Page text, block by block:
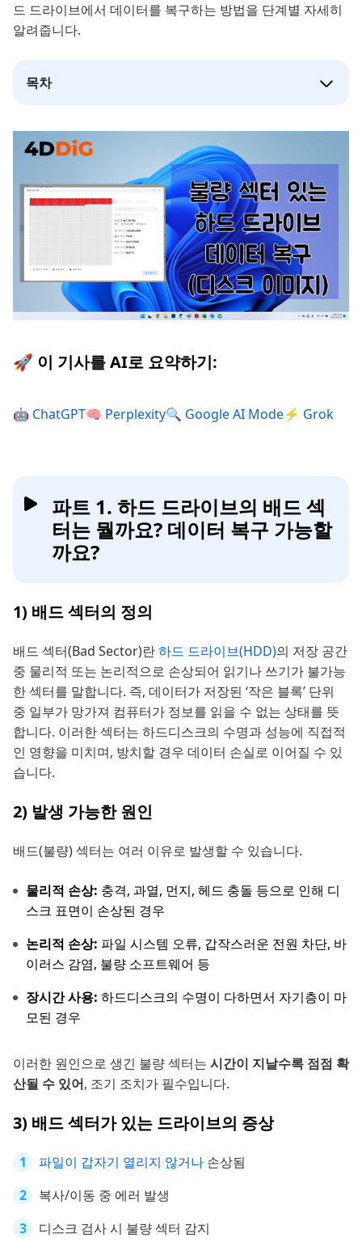
드 드라이브에서 데이터를 복구하는 방법을 단계별 자세히
알려줍니다.
목차
🚀 이 기사를 AI로 요약하기:
🤖 ChatGPT🧠 Perplexity🔍 Google AI Mode⚡ Grok
파트 1. 하드 드라이브의 배드 섹
터는 뭘까요? 데이터 복구 가능할
까요?
1) 배드 섹터의 정의
배드 섹터(Bad Sector)란하드 드라이브(HDD)의 저장 공간
중 물리적 또는 논리적으로 손상되어 읽기나 쓰기가 불가능
한 섹터를 말합니다. 즉, 데이터가 저장된 ‘작은 블록’ 단위
중 일부가 망가져 컴퓨터가 정보를 읽을 수 없는 상태를 뜻
합니다. 이러한 섹터는 하드디스크의 수명과 성능에 직접적
인 영향을 미치며, 방치할 경우 데이터 손실로 이어질 수 있
습니다.
2) 발생 가능한 원인
배드(불량) 섹터는 여러 이유로 발생할 수 있습니다.
물리적 손상: 충격, 과열, 먼지, 헤드 충돌 등으로 인해 디
스크 표면이 손상된 경우
논리적 손상: 파일 시스템 오류, 갑작스러운 전원 차단, 바
이러스 감염, 불량 소프트웨어 등
장시간 사용: 하드디스크의 수명이 다하면서 자기층이 마
모된 경우
이러한 원인으로 생긴 불량 섹터는 시간이 지날수록 점점 확
산될 수 있어, 조기 조치가 필수입니다.
3) 배드 섹터가 있는 드라이브의 증상
파일이 갑자기 열리지 않거나 손상됨
복사/이동 중 에러 발생
디스크 검사 시 불량 섹터 감지